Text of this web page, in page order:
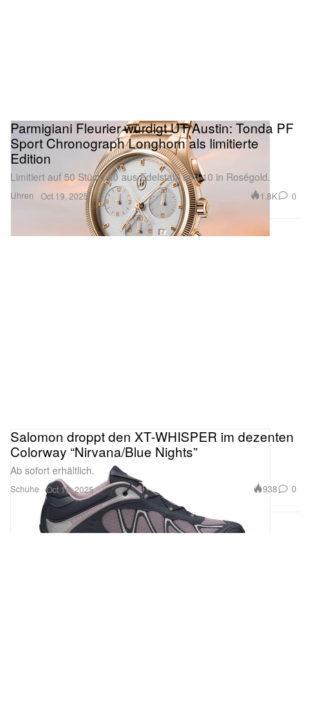
Uhren
Parmigiani Fleurier würdigt UT Austin: Tonda PF
Sport Chronograph Longhorn als limitierte
Edition
Limitiert auf 50 Stück: 40 aus Edelstahl und 10 in Roségold.
Oct 19, 2025 1.8K 0
Schuhe
Salomon droppt den XT-WHISPER im dezenten
Colorway “Nirvana/Blue Nights”
Ab sofort erhältlich.
Oct 19, 2025 938 0